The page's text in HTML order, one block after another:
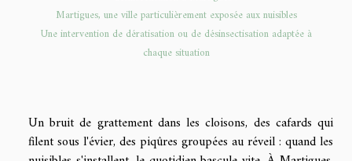
Martigues, une ville particulièrement exposée aux nuisibles
Une intervention de dératisation ou de désinsectisation adaptée à
chaque situation
Un bruit de grattement dans les cloisons, des cafards qui
filent sous l'évier, des piqûres groupées au réveil : quand les